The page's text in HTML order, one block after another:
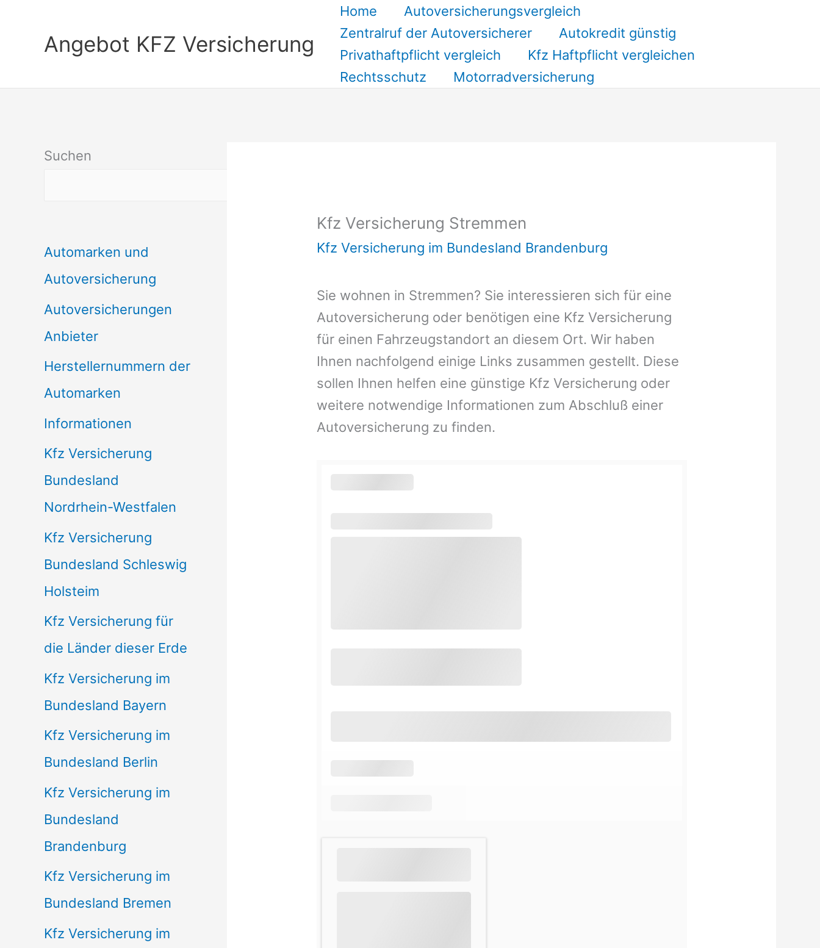
springenAngebot KFZ Versicherung
Home
Autoversicherungsvergleich
Zentralruf der Autoversicherer
Autokredit günstig
Privathaftpflicht vergleich
Kfz Haftpflicht vergleichen
Rechtsschutz
Motorradversicherung
Suchen
Automarken und
Autoversicherung
Autoversicherungen
Anbieter
Herstellernummern der
Automarken
Informationen
Kfz Versicherung
Bundesland
Nordrhein-Westfalen
Kfz Versicherung
Bundesland Schleswig
Holsteim
Kfz Versicherung für
die Länder dieser Erde
Kfz Versicherung im
Bundesland Bayern
Kfz Versicherung im
Bundesland Berlin
Kfz Versicherung im
Bundesland
Brandenburg
Kfz Versicherung im
Bundesland Bremen
Kfz Versicherung im
Kfz Versicherung Stremmen
Kfz Versicherung im Bundesland Brandenburg
Sie wohnen in Stremmen? Sie interessieren sich für eine
Autoversicherung oder benötigen eine Kfz Versicherung
für einen Fahrzeugstandort an diesem Ort. Wir haben
Ihnen nachfolgend einige Links zusammen gestellt. Diese
sollen Ihnen helfen eine günstige Kfz Versicherung oder
weitere notwendige Informationen zum Abschluß einer
Autoversicherung zu finden.